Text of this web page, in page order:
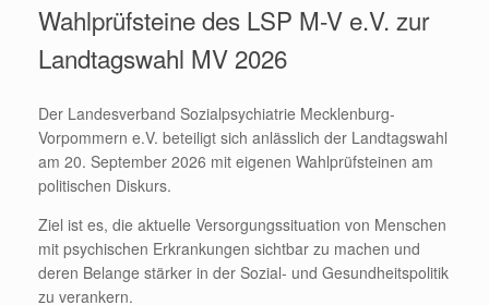
Wahlprüfsteine des LSP M-V e.V. zur
Landtagswahl MV 2026
Der Landesverband Sozialpsychiatrie Mecklenburg-
Vorpommern e.V. beteiligt sich anlässlich der Landtagswahl
am 20. September 2026 mit eigenen Wahlprüfsteinen am
politischen Diskurs.
Ziel ist es, die aktuelle Versorgungssituation von Menschen
mit psychischen Erkrankungen sichtbar zu machen und
deren Belange stärker in der Sozial- und Gesundheitspolitik
zu verankern.